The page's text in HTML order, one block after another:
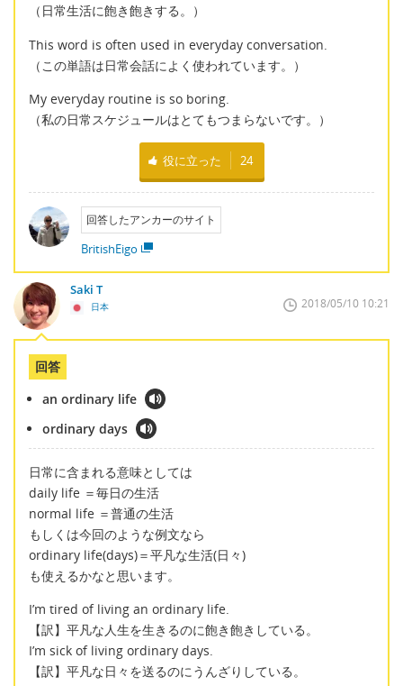
（日常生活に飽き飽きする。）
This word is often used in everyday conversation.
（この単語は日常会話によく使われています。）
My everyday routine is so boring.
（私の日常スケジュールはとてもつまらないです。）
役に立った 24
回答したアンカーのサイト
BritishEigo
Saki T
日本 2018/05/10 10:21
回答
an ordinary life
ordinary days
日常に含まれる意味としては
daily life ＝毎日の生活
normal life ＝普通の生活
もしくは今回のような例文なら
ordinary life(days)＝平凡な生活(日々)
も使えるかなと思います。
I’m tired of living an ordinary life.
【訳】平凡な人生を生きるのに飽き飽きしている。
I’m sick of living ordinary days.
【訳】平凡な日々を送るのにうんざりしている。